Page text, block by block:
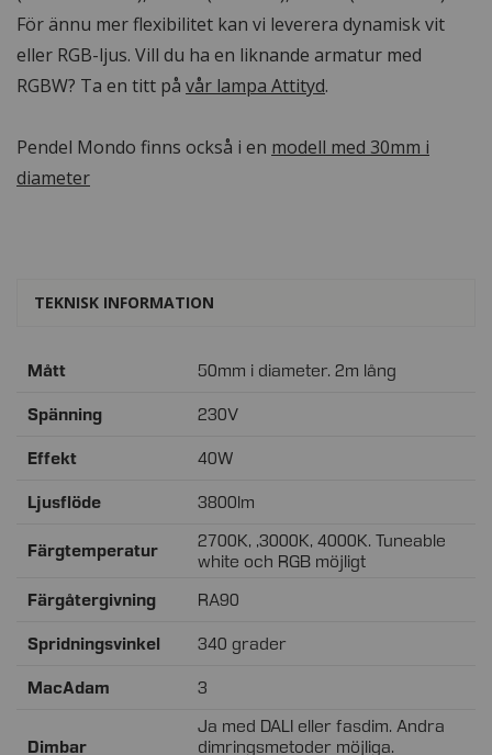
För ännu mer flexibilitet kan vi leverera dynamisk vit
eller RGB-ljus. Vill du ha en liknande armatur med
RGBW? Ta en titt på vår lampa Attityd.
Pendel Mondo finns också i en modell med 30mm i
diameter
TEKNISK INFORMATION
Mer
Mått 50mm i diameter. 2m lång
Spänning 230V
Effekt 40W
Ljusflöde 3800lm
Färgtemperatur
2700K, ,3000K, 4000K. Tuneable
white och RGB möjligt
Färgåtergivning RA90
Spridningsvinkel 340 grader
MacAdam 3
Dimbar
Ja med DALI eller fasdim. Andra
dimringsmetoder möjliga.